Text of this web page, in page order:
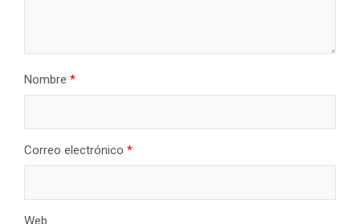
Nombre *
Correo electrónico *
Web